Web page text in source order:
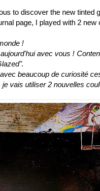
to discover the new tinted
page, I played with 2
!
avec vous !
beaucoup de curiosité
je vais utiliser 2 nouvelles